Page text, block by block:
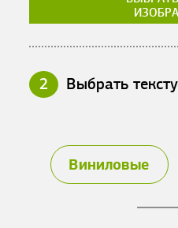
2 Выбрать
Виниловые